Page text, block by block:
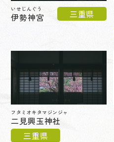
いせじんぐう
伊勢神宮 三重県
フタミオキタマジンジャ
二見興玉神社
三重県